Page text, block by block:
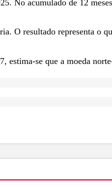
No acumulado de 12
O resultado representa o
estima-se que a moeda